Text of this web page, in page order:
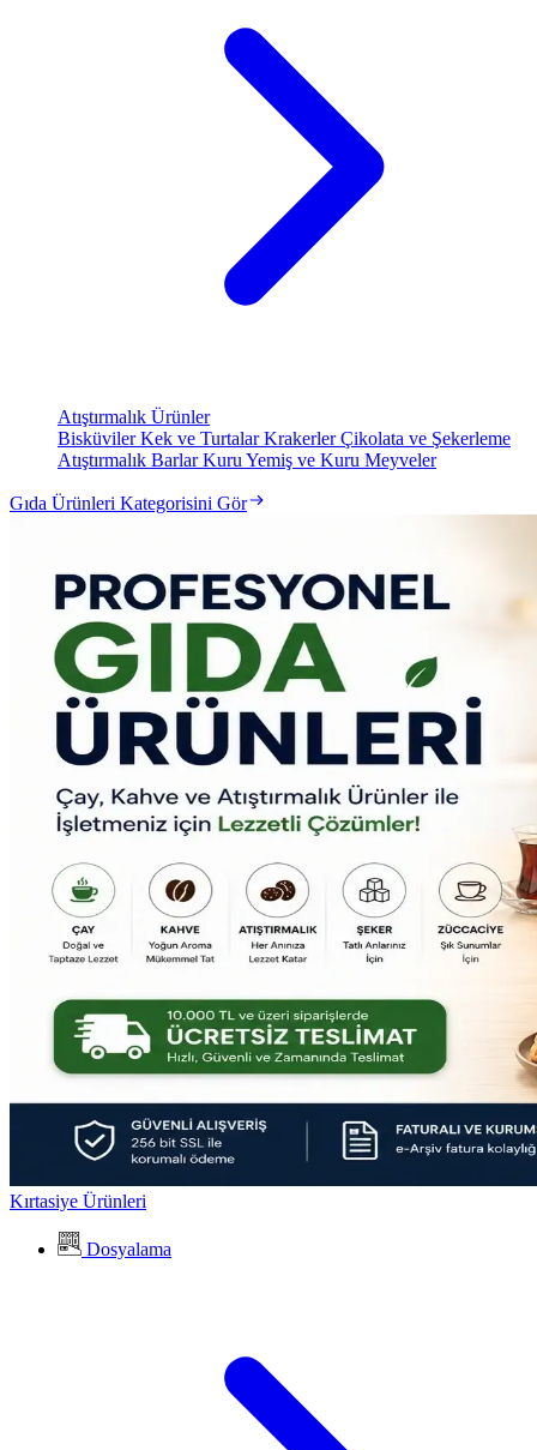
Atıştırmalık Ürünler
BisküvilerKek ve TurtalarKrakerlerÇikolata ve Şekerleme
Atıştırmalık BarlarKuru Yemiş ve Kuru Meyveler
Gıda Ürünleri Kategorisini Gör
Kırtasiye Ürünleri
Dosyalama